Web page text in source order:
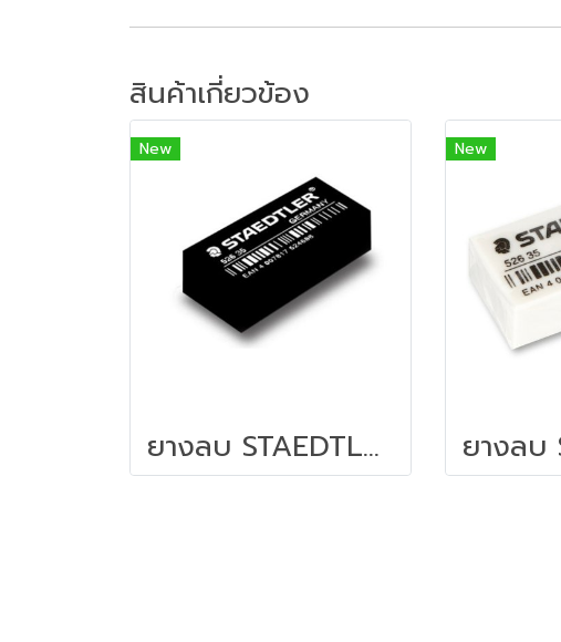
สินค้าเกี่ยวข้อง
New
ยางลบ STAEDTLER 52635B สีดำ
New